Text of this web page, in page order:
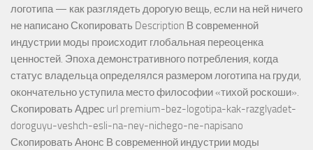
логотипа — как разглядеть дорогую вещь, если на ней ничего
не написано Скопировать Description В современной
индустрии моды происходит глобальная переоценка
ценностей. Эпоха демонстративного потребления, когда
статус владельца определялся размером логотипа на груди,
окончательно уступила место философии «тихой роскоши».
Скопировать Адрес url premium-bez-logotipa-kak-razglyadet-
doroguyu-veshch-esli-na-ney-nichego-ne-napisano
Скопировать Анонс В современной индустрии моды